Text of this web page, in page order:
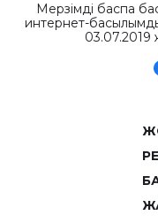
Мерзімді баспа
интернет-басылымды
03.07.2019